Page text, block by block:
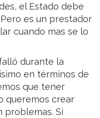
el Estado debe
es un prestador
cuando mas se lo
durante la
en términos de
que tener
queremos crear
problemas. Si